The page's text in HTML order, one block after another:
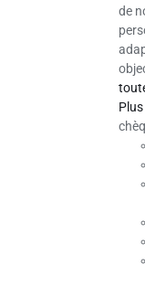
de
Plus